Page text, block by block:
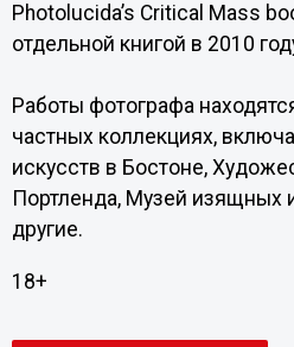
Photolucida’s Critical Mass
отдельной книгой в 2010
Работы фотографа
частных коллекциях,
искусств в Бостоне,
Портленда, Музей изящных
другие.
18+